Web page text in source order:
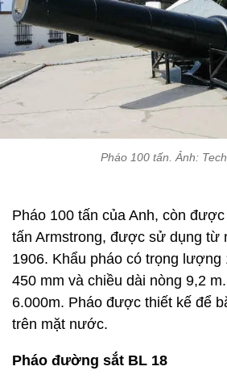
Pháo 100 tấn. Ảnh:
Pháo 100 tấn của Anh, còn
tấn Armstrong, được sử dụng từ
1906. Khẩu pháo có trọng lượng
450 mm và chiều dài nòng 9,2
6.000m. Pháo được thiết kế để
trên mặt nước.
Pháo đường sắt BL 18